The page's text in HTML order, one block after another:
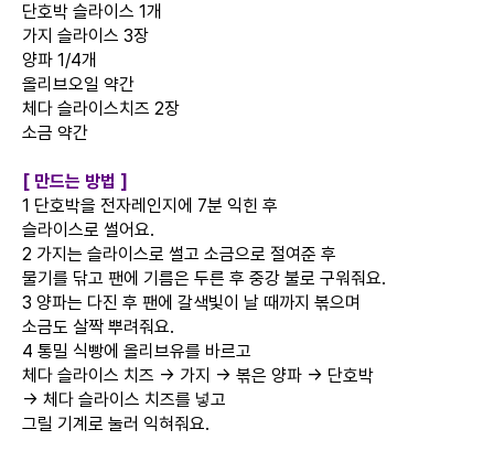
단호박 슬라이스 1개
가지 슬라이스 3장
양파 1/4개
올리브오일 약간
체다 슬라이스치즈 2장
소금 약간
[ 만드는 방법 ]
1 단호박을 전자레인지에 7분 익힌 후
슬라이스로 썰어요.
2 가지는 슬라이스로 썰고 소금으로 절여준 후
물기를 닦고 팬에 기름은 두른 후 중강 불로 구워줘요.
3 양파는 다진 후 팬에 갈색빛이 날 때까지 볶으며
소금도 살짝 뿌려줘요.
4 통밀 식빵에 올리브유를 바르고
체다 슬라이스 치즈 → 가지 → 볶은 양파 → 단호박
→ 체다 슬라이스 치즈를 넣고
그릴 기계로 눌러 익혀줘요.